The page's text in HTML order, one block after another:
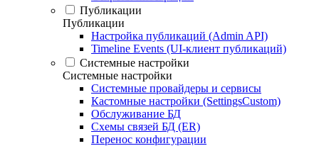
Публикации
Публикации
Настройка публикаций (Admin API)
Timeline Events (UI-клиент публикаций)
Системные настройки
Системные настройки
Системные провайдеры и сервисы
Кастомные настройки (SettingsCustom)
Обслуживание БД
Схемы связей БД (ER)
Перенос конфигурации